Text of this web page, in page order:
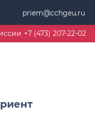
priem@cchgeu.ru
+7 (473) 207-22-02